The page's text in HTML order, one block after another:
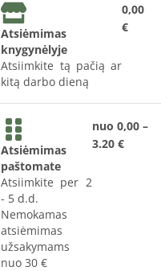
Atsiėmimas
knygynėlyje
Atsiimkite tą pačią ar
kitą darbo dieną
0,00
€
Atsiėmimas
paštomate
Atsiimkite per 2
- 5 d.d.
Nemokamas
atsiėmimas
užsakymams
nuo 30 €
nuo 0,00 –
3.20 €